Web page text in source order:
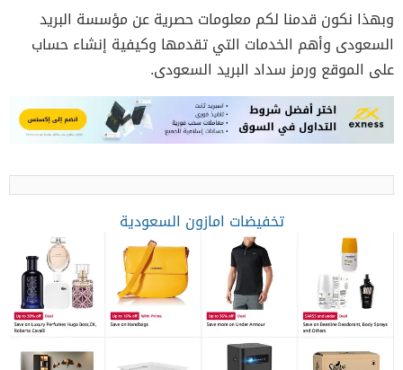
وبهذا نكون قدمنا لكم معلومات حصرية عن مؤسسة البريد
السعودى وأهم الخدمات التي تقدمها وكيفية إنشاء حساب
على الموقع ورمز سداد البريد السعودى.
تخفيضات امازون السعودية